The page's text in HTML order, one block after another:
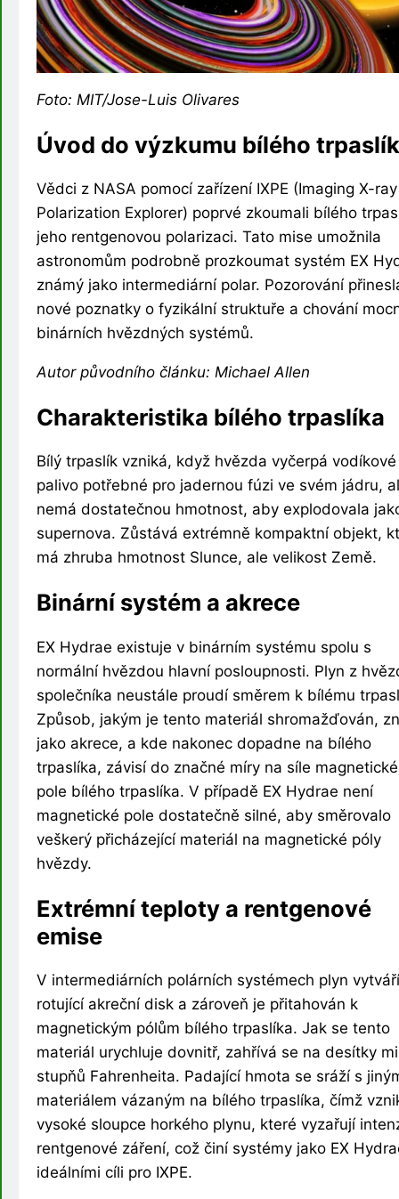
Foto: MIT/Jose-Luis Olivares
Úvod do výzkumu bílého
Vědci z NASA pomocí zařízení IXPE (Imaging X-ray
Polarization Explorer) poprvé zkoumali bílého
jeho rentgenovou polarizaci. Tato mise umožnila
astronomům podrobně prozkoumat systém EX
známý jako intermediární polar. Pozorování
nové poznatky o fyzikální struktuře a chování
binárních hvězdných systémů.
Autor původního článku: Michael Allen
Charakteristika bílého trpaslíka
Bílý trpaslík vzniká, když hvězda vyčerpá vodíkové
palivo potřebné pro jadernou fúzi ve svém jádru,
nemá dostatečnou hmotnost, aby explodovala
supernova. Zůstává extrémně kompaktní objekt,
má zhruba hmotnost Slunce, ale velikost Země.
Binární systém a akrece
EX Hydrae existuje v binárním systému spolu s
normální hvězdou hlavní posloupnosti. Plyn z
společníka neustále proudí směrem k bílému
Způsob, jakým je tento materiál shromažďován,
jako akrece, a kde nakonec dopadne na bílého
trpaslíka, závisí do značné míry na síle
pole bílého trpaslíka. V případě EX Hydrae není
magnetické pole dostatečně silné, aby směrovalo
veškerý přicházející materiál na magnetické póly
hvězdy.
Extrémní teploty a rentgenové
emise
V intermediárních polárních systémech plyn vytváří
rotující akreční disk a zároveň je přitahován k
magnetickým pólům bílého trpaslíka. Jak se tento
materiál urychluje dovnitř, zahřívá se na desítky
stupňů Fahrenheita. Padající hmota se sráží s
materiálem vázaným na bílého trpaslíka, čímž
vysoké sloupce horkého plynu, které vyzařují
rentgenové záření, což činí systémy jako EX
ideálními cíli pro IXPE.